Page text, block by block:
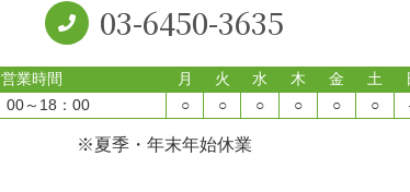
03-6450-3635
営業時間 月 火 水 木 金 土
00～18：00
○ ○ ○ ○ ○ ○
※夏季・年末年始休業